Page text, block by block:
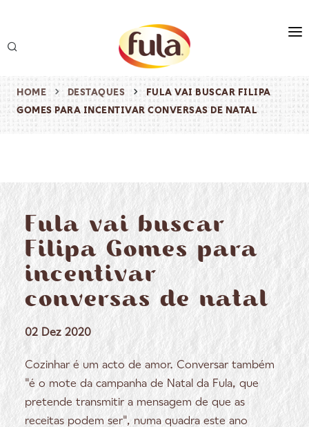
produtos
receitas
HOME DESTAQUES
FULA VAI BUSCAR FILIPA
GOMES PARA INCENTIVAR CONVERSAS DE NATAL
Fula vai buscar
Filipa Gomes para
incentivar
conversas de natal
02 Dez 2020
Cozinhar é um acto de amor. Conversar também
"é o mote da campanha de Natal da Fula, que
pretende transmitir a mensagem de que as
receitas podem ser", numa quadra este ano